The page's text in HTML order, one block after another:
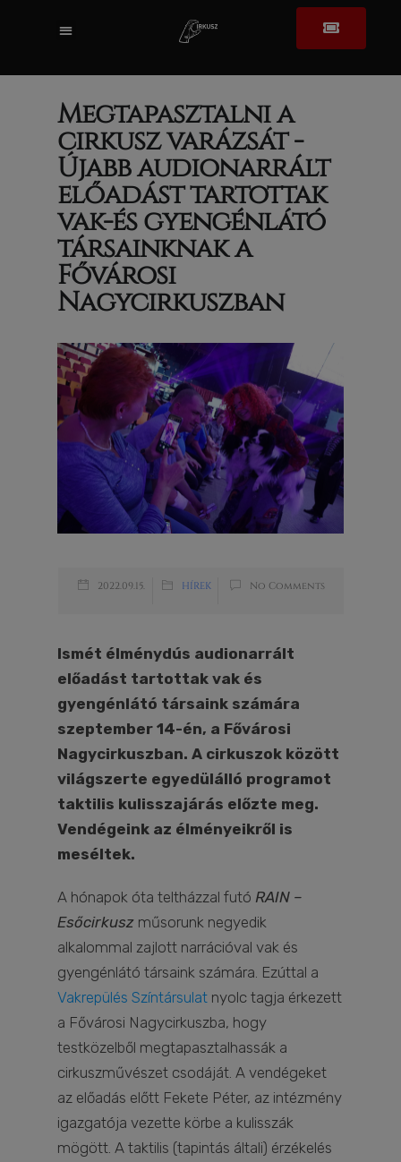
Megtapasztalni a
cirkusz varázsát -
Újabb audionarrált
előadást tartottak
vak-és gyengénlátó
társainknak a
Fővárosi
Nagycirkuszban
2022.09.15. HÍREK No Comments
Ismét élménydús audionarrált
előadást tartottak vak és
gyengénlátó társaink számára
szeptember 14-én, a Fővárosi
Nagycirkuszban. A cirkuszok között
világszerte egyedülálló programot
taktilis kulisszajárás előzte meg.
Vendégeink az élményeikről is
meséltek.
A hónapok óta teltházzal futó RAIN –
Esőcirkusz műsorunk negyedik
alkalommal zajlott narrációval vak és
gyengénlátó társaink számára. Ezúttal a
Vakrepülés Színtársulat nyolc tagja érkezett
a Fővárosi Nagycirkuszba, hogy
testközelből megtapasztalhassák a
cirkuszművészet csodáját. A vendégeket
az előadás előtt Fekete Péter, az intézmény
igazgatója vezette körbe a kulisszák
mögött. A taktilis (tapintás általi) érzékelés